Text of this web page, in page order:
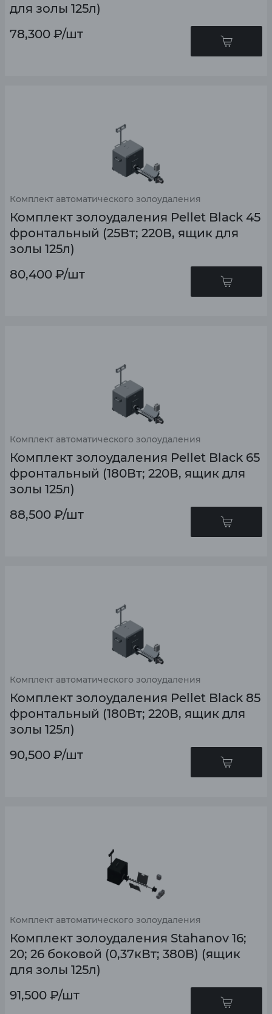
для золы 125л)
78,300 ₽/шт
Комплект автоматического золоудаления
Комплект золоудаления Pellet Black 45
фронтальный (25Вт; 220В, ящик для
золы 125л)
80,400 ₽/шт
Комплект автоматического золоудаления
Комплект золоудаления Pellet Black 65
фронтальный (180Вт; 220В, ящик для
золы 125л)
88,500 ₽/шт
Комплект автоматического золоудаления
Комплект золоудаления Pellet Black 85
фронтальный (180Вт; 220В, ящик для
золы 125л)
90,500 ₽/шт
Комплект автоматического золоудаления
Комплект золоудаления Stahanov 16;
20; 26 боковой (0,37кВт; 380В) (ящик
для золы 125л)
91,500 ₽/шт